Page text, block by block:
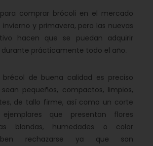
comprar brócoli en el mercado
invierno y primavera, pero las nuevas
hacen que se puedan adquirir
durante prácticamente todo el año.
brécol de buena calidad es preciso
pequeños, compactos, limpios,
de tallo firme, así como un corte
que presentan flores
blandas, humedades o color
rechazarse ya que son